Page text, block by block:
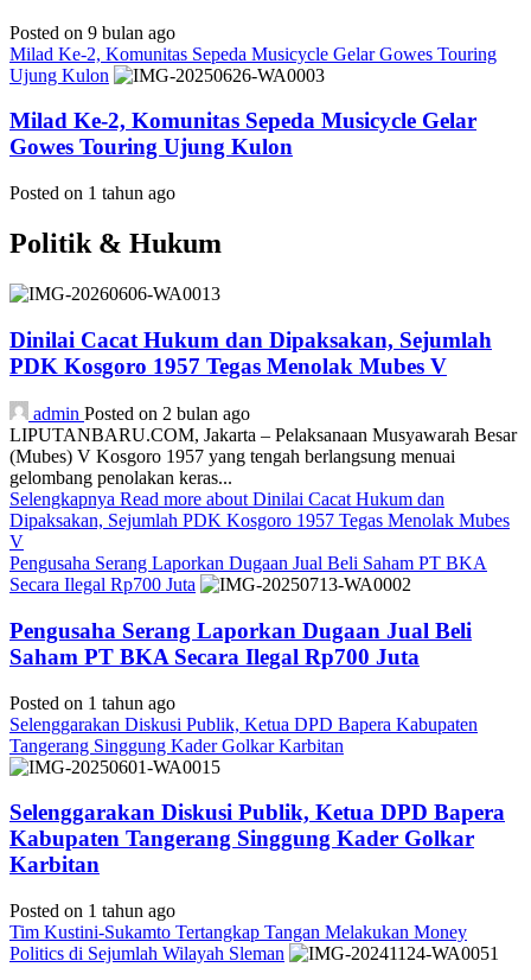
Posted on 9 bulan ago
Milad Ke-2, Komunitas Sepeda Musicycle Gelar Gowes Touring
Ujung Kulon
Milad Ke-2, Komunitas Sepeda Musicycle Gelar
Gowes Touring Ujung Kulon
Posted on 1 tahun ago
Politik & Hukum
Dinilai Cacat Hukum dan Dipaksakan, Sejumlah
PDK Kosgoro 1957 Tegas Menolak Mubes V
admin Posted on 2 bulan ago
LIPUTANBARU.COM, Jakarta – Pelaksanaan Musyawarah Besar
(Mubes) V Kosgoro 1957 yang tengah berlangsung menuai
gelombang penolakan keras...
Selengkapnya Read more about Dinilai Cacat Hukum dan
Dipaksakan, Sejumlah PDK Kosgoro 1957 Tegas Menolak Mubes
V
Pengusaha Serang Laporkan Dugaan Jual Beli Saham PT BKA
Secara Ilegal Rp700 Juta
Pengusaha Serang Laporkan Dugaan Jual Beli
Saham PT BKA Secara Ilegal Rp700 Juta
Posted on 1 tahun ago
Selenggarakan Diskusi Publik, Ketua DPD Bapera Kabupaten
Tangerang Singgung Kader Golkar Karbitan
Selenggarakan Diskusi Publik, Ketua DPD Bapera
Kabupaten Tangerang Singgung Kader Golkar
Karbitan
Posted on 1 tahun ago
Tim Kustini-Sukamto Tertangkap Tangan Melakukan Money
Politics di Sejumlah Wilayah Sleman